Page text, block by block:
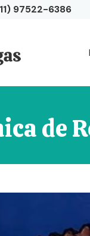
97522-6386
de